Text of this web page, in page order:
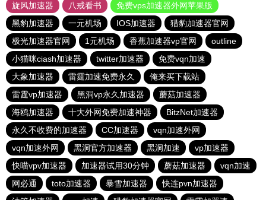
旋风加速器
八戒看书
免费vps加速器外网苹果版
黑豹加速器
一元机场 IOS加速器
猎豹加速器官网
极光加速器官网
1元机场 香蕉加速器vp官网
outline
小猫咪ciash加速器
twitter加速器
免费vqn加速
大象加速器
雷霆加速免费永久
俺来买下载站
雷霆vp加速器
黑洞vp永久加速器
蘑菇加速器
海鸥加速器
十大外网免费加速神器
BitzNet加速器
永久不收费的加速器
CC加速器
vqn加速外网
vqn加速外网
黑洞官方加速器 黑洞加速
vp加速器
快喵vpv加速器
加速器试用30分钟 蘑菇加速器
vqn加速
网必通
toto加速器 暴雪加速器
快连pvn加速器